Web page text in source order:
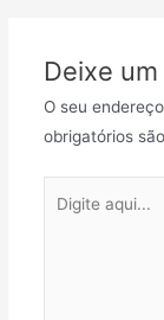
Deixe
O seu
obrigatórios
aqui...